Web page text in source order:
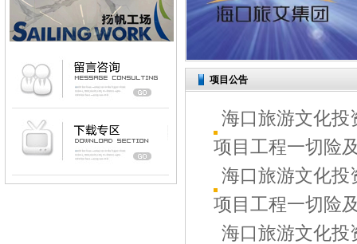
项目公告
海口旅游文化投
项目工程一切险
海口旅游文化投
项目工程一切险
海口旅游文化投